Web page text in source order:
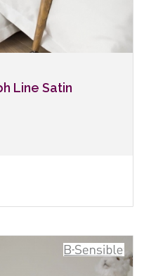
Line Satin